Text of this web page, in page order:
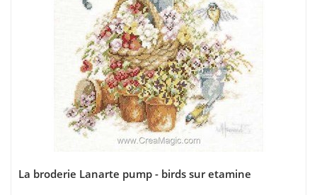
La broderie Lanarte pump - birds sur etamine